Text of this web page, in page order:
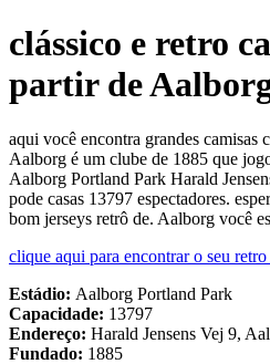
clássico e retro
partir de
aqui você encontra grandes camisas
Aalborg é um clube de 1885 que
Aalborg Portland Park Harald
pode casas 13797 espectadores.
bom jerseys retrô de. Aalborg você
clique aqui para encontrar o seu
Estádio: Aalborg Portland Park
Capacidade: 13797
Endereço: Harald Jensens Vej 9,
Fundado: 1885